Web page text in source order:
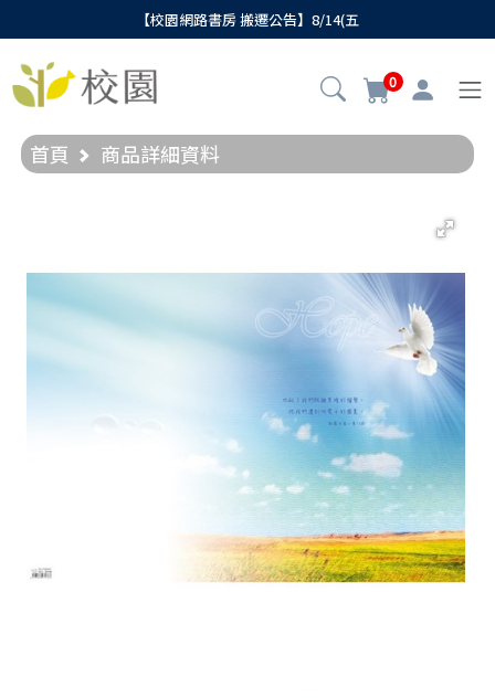
【校園網路書房 搬遷公告】8/14(五
0
首頁 商品詳細資料